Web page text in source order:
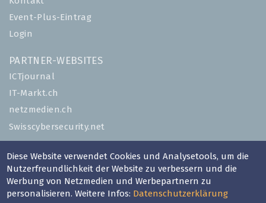
Event-Plus-Eintrag
Login
PARTNER-WEBSITES
ICTjournal
IT-Markt.ch
netzmedien.ch
Swisscybersecurity.net
© NETZMEDIEN AG 2026
Impressum
AGB
Diese Website verwendet Cookies und Analysetools, um die
Nutzerfreundlichkeit der Website zu verbessern und die
Werbung von Netzmedien und Werbepartnern zu
personalisieren. Weitere Infos: Datenschutzerklärung